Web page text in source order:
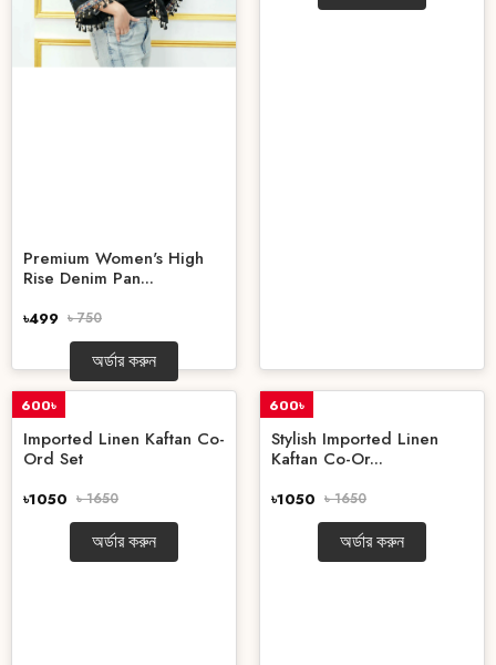
Premium Women's High
Rise Denim Pan...
৳499 ৳ 750
অর্ডার করুন
600৳
Imported Linen Kaftan Co-
Ord Set
৳1050 ৳ 1650
অর্ডার করুন
600৳
Stylish Imported Linen
Kaftan Co-Or...
৳1050 ৳ 1650
অর্ডার করুন